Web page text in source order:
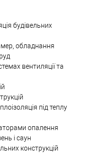
будівельних
обладнання
вентиляції та
під теплу
опалення
і саун
конструкцій